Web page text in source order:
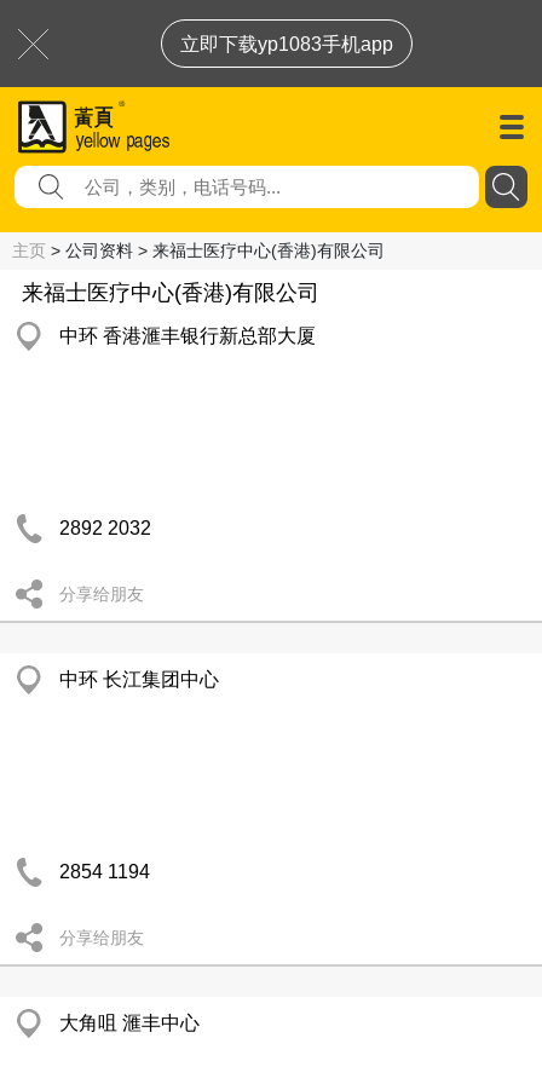
立即下载yp1083手机app
主页 > 公司资料 > 来福士医疗中心(香港)有限公司
来福士医疗中心(香港)有限公司
中环 香港滙丰银行新总部大厦
2892 2032
分享给朋友
中环 长江集团中心
2854 1194
分享给朋友
大角咀 滙丰中心